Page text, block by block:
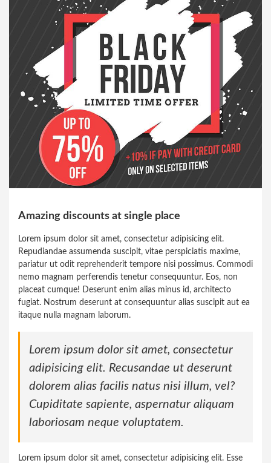
Amazing discounts at single place
Lorem ipsum dolor sit amet, consectetur adipisicing elit.
Repudiandae assumenda suscipit, vitae perspiciatis maxime,
pariatur ut odit reprehenderit tempore nisi possimus. Commodi
nemo magnam perferendis tenetur consequuntur. Eos, non
placeat cumque! Deserunt enim alias minus id, architecto
fugiat. Nostrum deserunt at consequuntur alias suscipit aut ea
itaque nulla magnam laborum.
Lorem ipsum dolor sit amet, consectetur
adipisicing elit. Recusandae ut deserunt
dolorem alias facilis natus nisi illum, vel?
Cupiditate sapiente, aspernatur aliquam
laboriosam neque voluptatem.
Lorem ipsum dolor sit amet, consectetur adipisicing elit. Esse